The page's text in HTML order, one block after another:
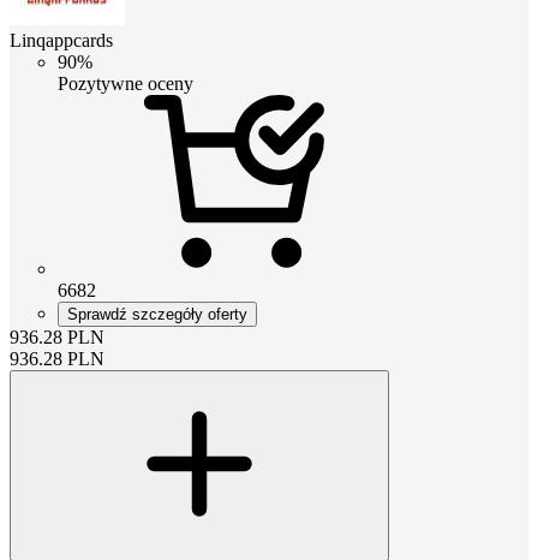
Linqappcards
90%
Pozytywne oceny
6682
Sprawdź szczegóły oferty
936.28 PLN
936.28 PLN